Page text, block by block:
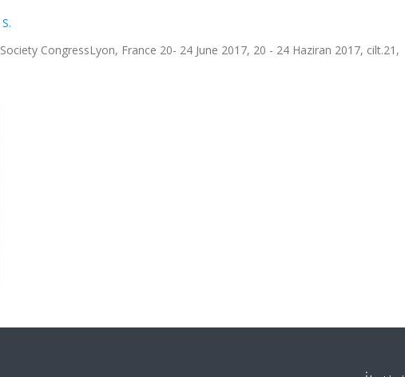
CongressLyon, France 20- 24 June 2017, 20 - 24 Haziran 2017, cilt.21,